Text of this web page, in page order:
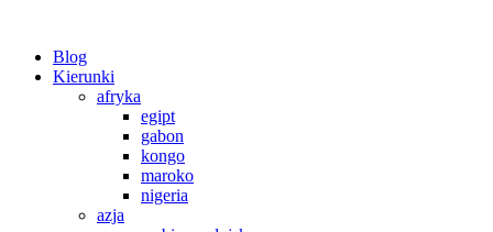
Blog
Kierunki
afryka
egipt
gabon
kongo
maroko
nigeria
azja